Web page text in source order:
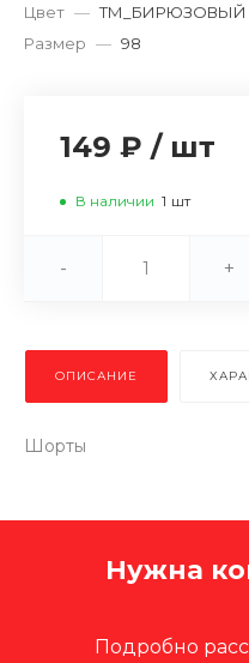
Цвет — ТМ_БИРЮЗОВЫЙ
Размер — 98
149 ₽ / шт
В наличии 1 шт
- +
ОПИСАНИЕ
Шорты
Нужна
Подробно